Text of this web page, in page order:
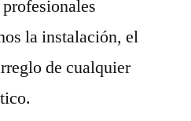
la instalación, el
de cualquier